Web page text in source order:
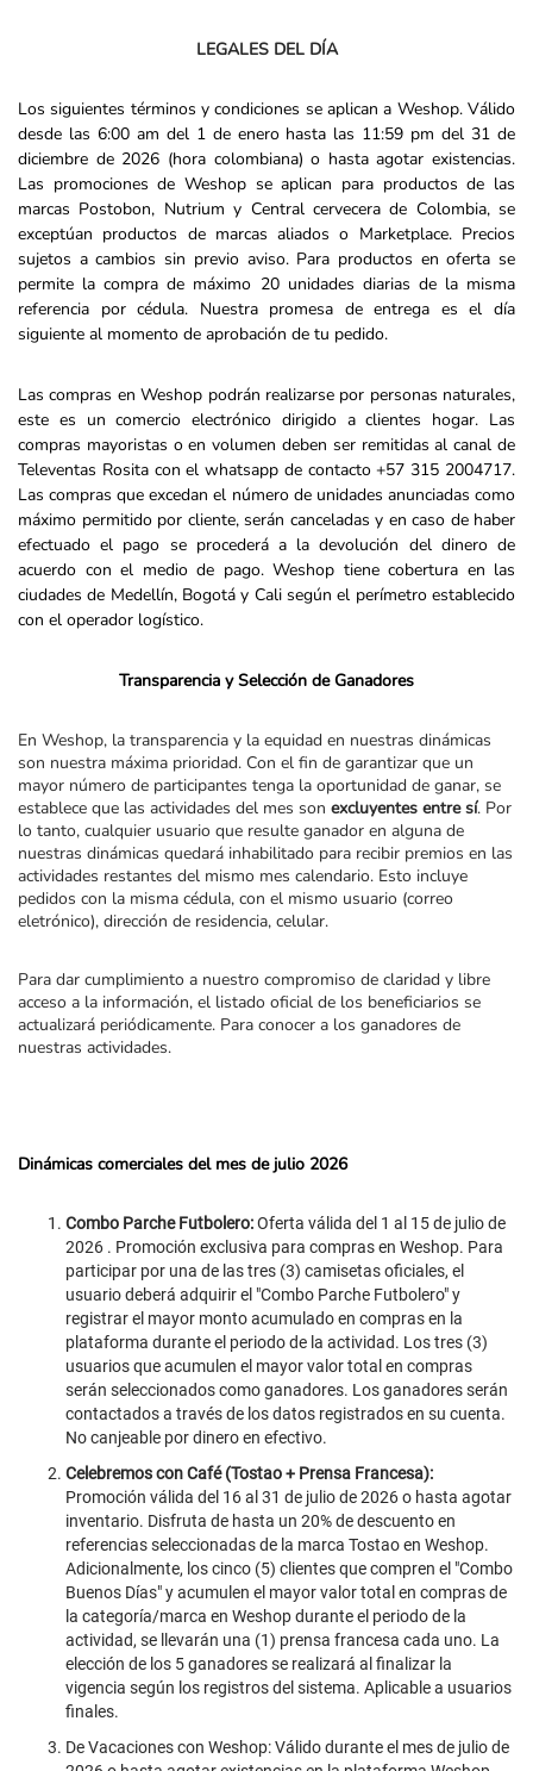
LEGALES DEL DÍA
Los siguientes términos y condiciones se aplican a Weshop. Válido
desde las 6:00 am del 1 de enero hasta las 11:59 pm del 31 de
diciembre de 2026 (hora colombiana) o hasta agotar existencias.
Las promociones de Weshop se aplican para productos de las
marcas Postobon, Nutrium y Central cervecera de Colombia, se
exceptúan productos de marcas aliados o Marketplace. Precios
sujetos a cambios sin previo aviso. Para productos en oferta se
permite la compra de máximo 20 unidades diarias de la misma
referencia por cédula. Nuestra promesa de entrega es el día
siguiente al momento de aprobación de tu pedido.
Las compras en Weshop podrán realizarse por personas naturales,
este es un comercio electrónico dirigido a clientes hogar. Las
compras mayoristas o en volumen deben ser remitidas al canal de
Televentas Rosita con el whatsapp de contacto +57 315 ​​​​2004717.
Las compras que excedan el número de unidades anunciadas como
máximo permitido por cliente, serán canceladas y en caso de haber
efectuado el pago se procederá a la devolución del dinero de
acuerdo con el medio de pago. Weshop tiene cobertura en las
ciudades de Medellín, Bogotá y Cali según el perímetro establecido
con el operador logístico.
Transparencia y Selección de Ganadores
En Weshop, la transparencia y la equidad en nuestras dinámicas
son nuestra máxima prioridad. Con el fin de garantizar que un
mayor número de participantes tenga la oportunidad de ganar, se
establece que las actividades del mes son excluyentes entre sí. Por
lo tanto, cualquier usuario que resulte ganador en alguna de
nuestras dinámicas quedará inhabilitado para recibir premios en las
actividades restantes del mismo mes calendario. Esto incluye
pedidos con la misma cédula, con el mismo usuario (correo
eletrónico), dirección de residencia, celular.
Para dar cumplimiento a nuestro compromiso de claridad y libre
acceso a la información, el listado oficial de los beneficiarios se
actualizará periódicamente. Para conocer a los ganadores de
nuestras actividades.
Dinámicas comerciales del mes de julio 2026
Combo Parche Futbolero:Oferta válida del 1 al 15 de julio de
2026 . Promoción exclusiva para compras en Weshop. Para
participar por una de las tres (3) camisetas oficiales, el
usuario deberá adquirir el "Combo Parche Futbolero" y
registrar el mayor monto acumulado en compras en la
plataforma durante el periodo de la actividad. Los tres (3)
usuarios que acumulen el mayor valor total en compras
serán seleccionados como ganadores. Los ganadores serán
contactados a través de los datos registrados en su cuenta.
No canjeable por dinero en efectivo.
Celebremos con Café (Tostao + Prensa Francesa):
Promoción válida del 16 al 31 de julio de 2026 o hasta agotar
inventario. Disfruta de hasta un 20% de descuento en
referencias seleccionadas de la marca Tostao en Weshop.
Adicionalmente, los cinco (5) clientes que compren el "Combo
Buenos Días" y acumulen el mayor valor total en compras de
la categoría/marca en Weshop durante el periodo de la
actividad, se llevarán una (1) prensa francesa cada uno. La
elección de los 5 ganadores se realizará al finalizar la
vigencia según los registros del sistema. Aplicable a usuarios
finales.
De Vacaciones con Weshop: Válido durante el mes de julio de